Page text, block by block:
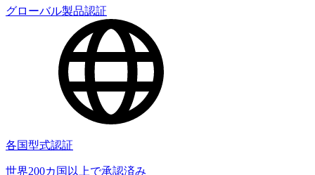
グローバル製品認証
各国型式認証
世界200カ国以上で承認済み